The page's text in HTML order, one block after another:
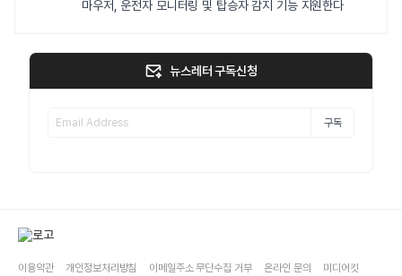
마우저, 운전자 모니터링 및 탑승자 감지 기능 지원한다
뉴스레터 구독신청
구독
이용약관 개인정보처리방침 이메일주소 무단수집 거부 온라인 문의 미디어킷